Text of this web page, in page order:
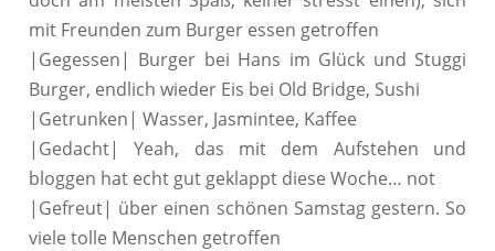
mit Freunden zum Burger essen getroffen
|Gegessen| Burger bei Hans im Glück und Stuggi
Burger, endlich wieder Eis bei Old Bridge, Sushi
|Getrunken| Wasser, Jasmintee, Kaffee
|Gedacht| Yeah, das mit dem Aufstehen und
bloggen hat echt gut geklappt diese Woche… not
|Gefreut| über einen schönen Samstag gestern. So
viele tolle Menschen getroffen